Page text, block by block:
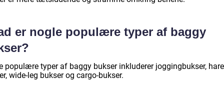
er nogle populære typer af baggy
populære typer af baggy bukser inkluderer joggingbukser,
wide-leg bukser og cargo-bukser.